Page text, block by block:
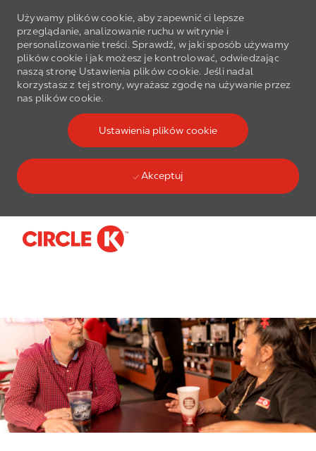
Używamy plików cookie, aby zapewnić ci lepsze
przeglądanie, analizowanie ruchu w witrynie i
personalizowanie treści. Sprawdź, w jaki sposób używamy
plików cookie i jak możesz je kontrolować, odwiedzając
naszą stronę Ustawienia plików cookie. Jeśli nadal
korzystasz z tej strony, wyrażasz zgodę na używanie przez
nas plików cookie.
Ustawienia plików cookie
Akceptuj